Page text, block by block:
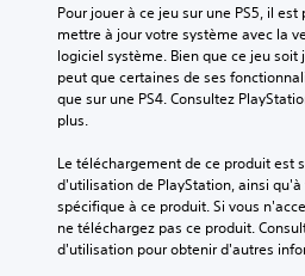
Pour jouer à ce jeu sur une PS5, il
mettre à jour votre système avec la
logiciel système. Bien que ce jeu soit
peut que certaines de ses
que sur une PS4. Consultez
plus.
Le téléchargement de ce produit est
d'utilisation de PlayStation, ainsi
spécifique à ce produit. Si vous
ne téléchargez pas ce produit.
d'utilisation pour obtenir d'autres